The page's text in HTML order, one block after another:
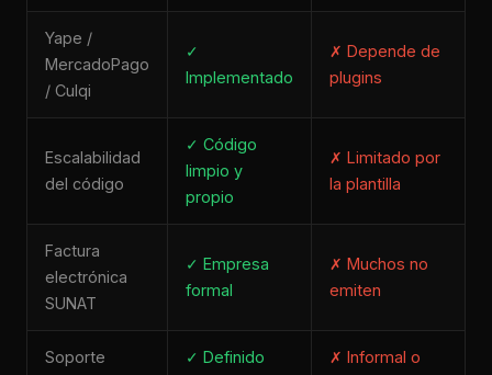
Yape /
MercadoPago
/ Culqi
✓
Implementado
✗ Depende de
plugins
Escalabilidad
del código
✓ Código
limpio y
propio
✗ Limitado por
la plantilla
Factura
electrónica
SUNAT
✓ Empresa
formal
✗ Muchos no
emiten
Soporte
✓ Definido
✗ Informal o